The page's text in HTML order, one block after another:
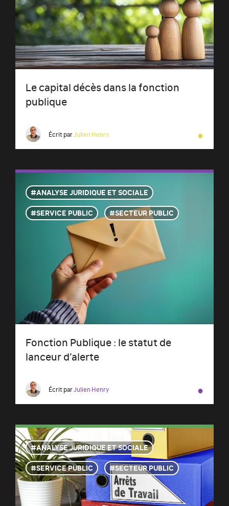
Le capital décès dans la fonction
publique
Écrit parJulien Henry ●
ANALYSE JURIDIQUE ET SOCIALE
SERVICE PUBLIC
SECTEUR PUBLIC
Fonction Publique : le statut de
lanceur d’alerte
Écrit parJulien Henry ●
ANALYSE JURIDIQUE ET SOCIALE
SERVICE PUBLIC
SECTEUR PUBLIC